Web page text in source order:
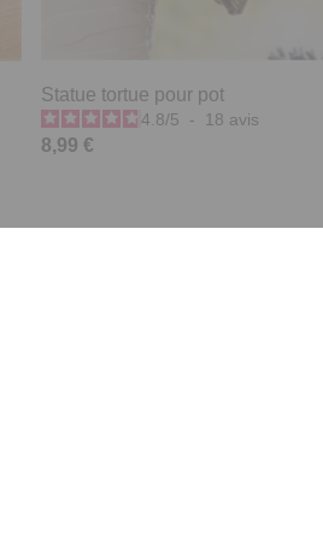
Statue tortue pour pot
4.8/5 - 18 avis
8,99 €